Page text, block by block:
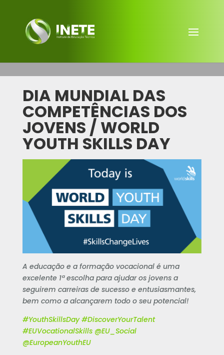
DIA MUNDIAL DAS
COMPETÊNCIAS DOS
JOVENS / WORLD
YOUTH SKILLS DAY
A educação e a formação vocacional é uma
excelente 1ª escolha para ajudar os jovens a
seguirem carreiras de sucesso e entusiasmantes,
bem como a alcançarem todo o seu potencial!
#YouthSkillsDay #DiscoverYourTalent
#EUVocationalSkills @EU_Social
@EuropeanYouthEU